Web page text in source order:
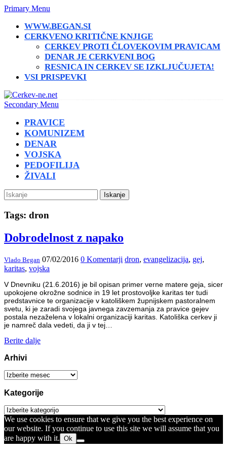
Primary Menu
WWW.BEGAN.SI
CERKVENO KRITIČNE KNJIGE
CERKEV PROTI ČLOVEKOVIM PRAVICAM
DENAR JE CERKVENI BOG
RESNICA IN CERKEV SE IZKLJUČUJETA!
VSI PRISPEVKI
Secondary Menu
PRAVICE
KOMUNIZEM
DENAR
VOJSKA
PEDOFILIJA
ŽIVALI
Iskanje
Tags: dron
Dobrodelnost z napako
Vlado Began 07/02/2016 0 Komentarji dron, evangelizacija, gej,
karitas, vojska
V Dnevniku (21.6.2016) je bil opisan primer verne matere geja, sicer
upokojene okrožne sodnice in 19 let prostovoljke karitas ter tudi
predstavnice te organizacije v katoliškem župnijskem pastoralnem
svetu, ki je zaradi svojega javnega zavzemanja za pravice gejev
postala nezaželena v lokalni organizaciji karitas. Katoliška cerkev ji
je namreč dala vedeti, da ji v tej…
Berite dalje
Arhivi
Arhivi
Kategorije
Kategorije
We use cookies to ensure that we give you the best experience on
our website. If you continue to use this site we will assume that you
are happy with it. Ok